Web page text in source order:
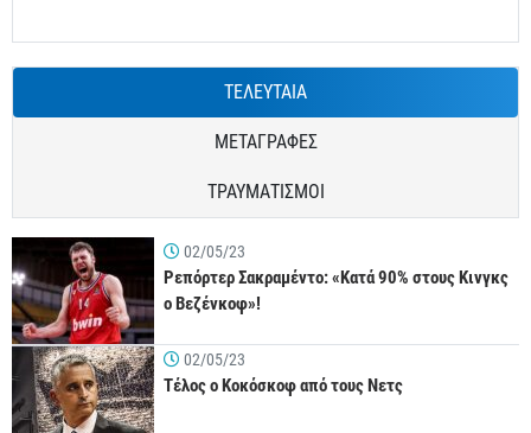
ΤΕΛΕΥΤΑΙΑ
ΜΕΤΑΓΡΑΦΕΣ
ΤΡΑΥΜΑΤΙΣΜΟΙ
02/05/23
Ρεπόρτερ Σακραμέντο: «Κατά 90% στους Κινγκς
ο Βεζένκοφ»!
02/05/23
Τέλος ο Κοκόσκοφ από τους Νετς